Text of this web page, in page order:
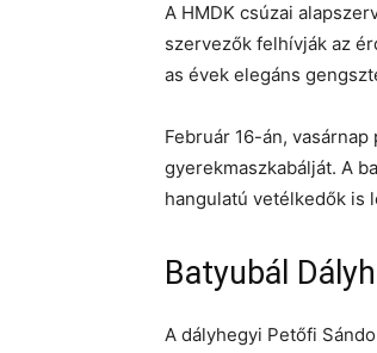
A HMDK csúzai
szervezők felhívják az
as évek elegáns
Február 16-án,
gyerekmaszkabálját. A
hangulatú vetélkedők is
Batyubál
A dályhegyi Petőfi